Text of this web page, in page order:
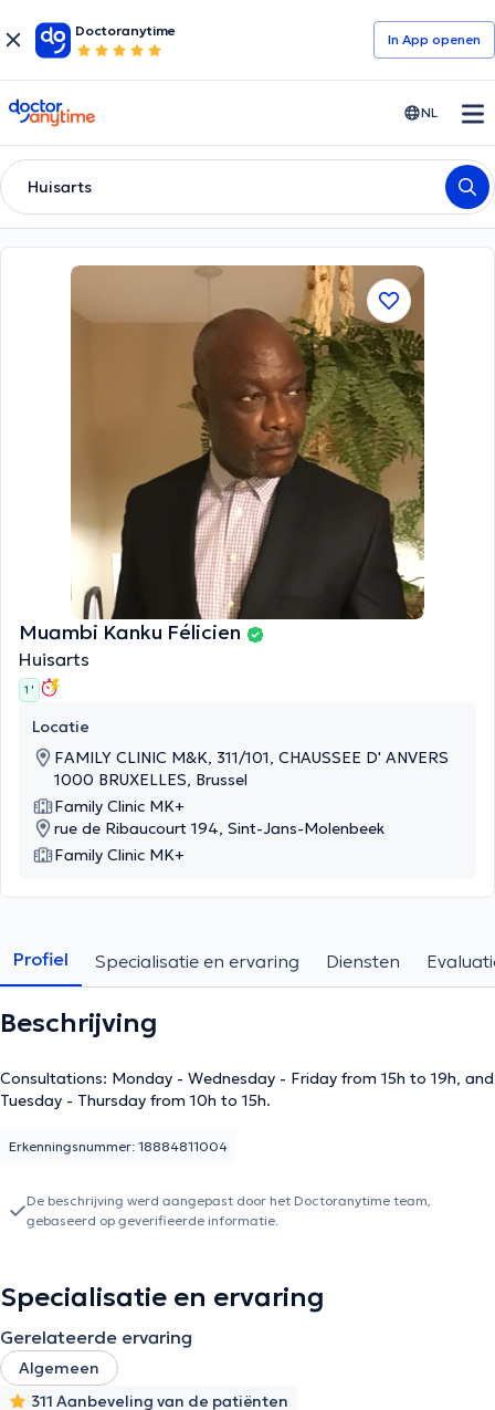
Doctoranytime
In App openen
doctoranytime NL
Huisarts
Muambi Kanku Félicien
Huisarts
1 '
Locatie
FAMILY CLINIC M&K, 311/101, CHAUSSEE D' ANVERS
1000 BRUXELLES, Brussel
Family Clinic MK+
rue de Ribaucourt 194, Sint-Jans-Molenbeek
Family Clinic MK+
Profiel Specialisatie en ervaring Diensten
Beschrijving
Consultations: Monday - Wednesday - Friday from 15h to 19h, and
Tuesday - Thursday from 10h to 15h.
Erkenningsnummer: 18884811004
De beschrijving werd aangepast door het Doctoranytime team,
gebaseerd op geverifieerde informatie.
Specialisatie en ervaring
Gerelateerde ervaring
Algemeen
311 Aanbeveling van de patiënten